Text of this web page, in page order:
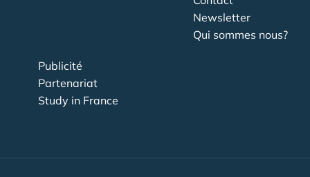
Newsletter
Qui sommes nous?
Publicité
Partenariat
Study in France